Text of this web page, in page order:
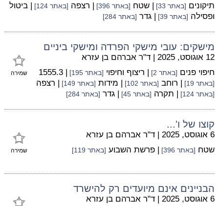
תיקונים [באתר 33] | שטח [באתר 396] | רצפה [באתר 124]
| ביטול
ופסילה [באתר 39] | גדר [באתר 284]
מישקים: עובי מישקי הפרדה ומישקי ביניים
שמירה
12 אוגוסט, 2025 | ד"ר אברהם בן עזרא
חיפוי פנים [באתר 2] | ריצוף וחיפוי [באתר 195] | 1555.3
[באתר 19] | רוחב [באתר 102] | מידות [באתר 149] | רצפה
[באתר 124] | תקרה [באתר 45] | גדר [באתר 284]
קוצו של ו'...
שמירה
6 אוגוסט, 2025 | ד"ר אברהם בן עזרא
שטח [באתר 396] | פרשת השבוע [באתר 119]
הבניינים אינם מיועדים רק להישרד
6 אוגוסט, 2025 | ד"ר אברהם בן עזרא